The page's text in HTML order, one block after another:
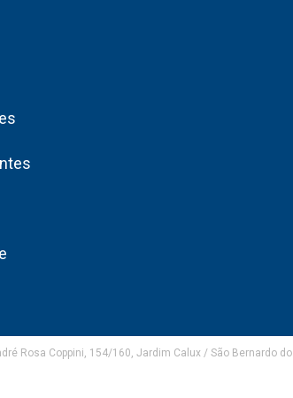
Rosa Coppini, 154/160, Jardim Calux / São Bernardo